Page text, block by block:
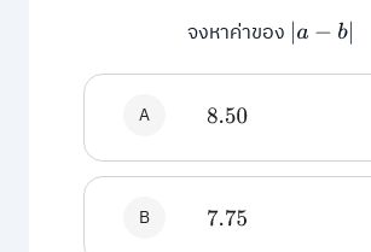
จงหาค่าของ a−b|
A 8.50
B 7.75